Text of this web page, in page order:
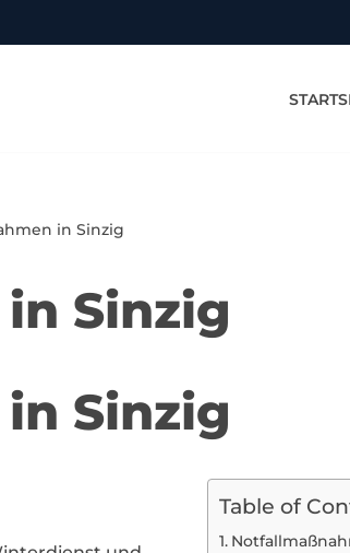
in Sinzig
Sinzig
Sinzig
Table of